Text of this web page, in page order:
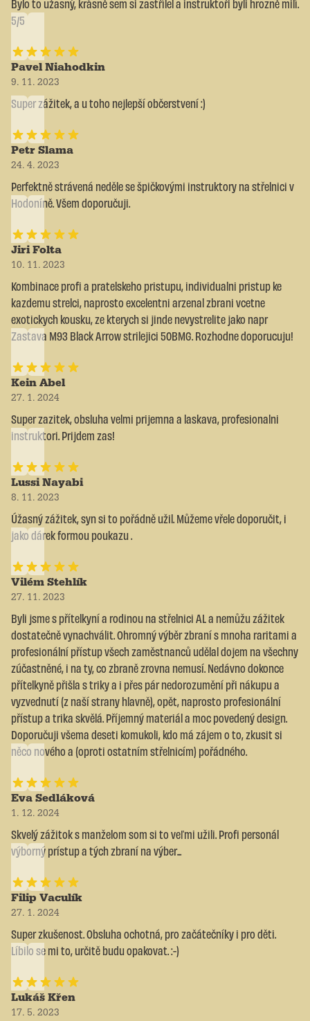
Bylo to užasný, krásně sem si zastřílel a instruktoři byli hrozně milí.
5/5
Pavel Niahodkin
9. 11. 2023
Super zážitek, a u toho nejlepší občerstvení :)
Petr Slama
24. 4. 2023
Perfektně strávená neděle se špičkovými instruktory na střelnici v
Hodoníně. Všem doporučuji.
Jiri Folta
10. 11. 2023
Kombinace profi a pratelskeho pristupu, individualni pristup ke
kazdemu strelci, naprosto excelentni arzenal zbrani vcetne
exotickych kousku, ze kterych si jinde nevystrelite jako napr
Zastava M93 Black Arrow strilejici 50BMG. Rozhodne doporucuju!
Kein Abel
27. 1. 2024
Super zazitek, obsluha velmi prijemna a laskava, profesionalni
instruktori. Prijdem zas!
Lussi Nayabi
8. 11. 2023
Úžasný zážitek, syn si to pořádně užil. Můžeme vřele doporučit, i
jako dárek formou poukazu .
Vilém Stehlík
27. 11. 2023
Byli jsme s přítelkyní a rodinou na střelnici AL a nemůžu zážitek
dostatečně vynachválit. Ohromný výběr zbraní s mnoha raritami a
profesionální přístup všech zaměstnanců udělal dojem na všechny
zúčastněné, i na ty, co zbraně zrovna nemusí. Nedávno dokonce
přítelkyně přišla s triky a i přes pár nedorozumění při nákupu a
vyzvednutí (z naší strany hlavně), opět, naprosto profesionální
přístup a trika skvělá. Příjemný materiál a moc povedený design.
Doporučuji všema deseti komukoli, kdo má zájem o to, zkusit si
něco nového a (oproti ostatním střelnicím) pořádného.
Eva Sedláková
1. 12. 2024
Skvelý zážitok s manželom som si to veľmi užili. Profi personál
výborný prístup a tých zbraní na výber...
Filip Vaculík
27. 1. 2024
Super zkušenost. Obsluha ochotná, pro začátečníky i pro děti.
Líbilo se mi to, určitě budu opakovat. :-)
Lukáš Křen
17. 5. 2023